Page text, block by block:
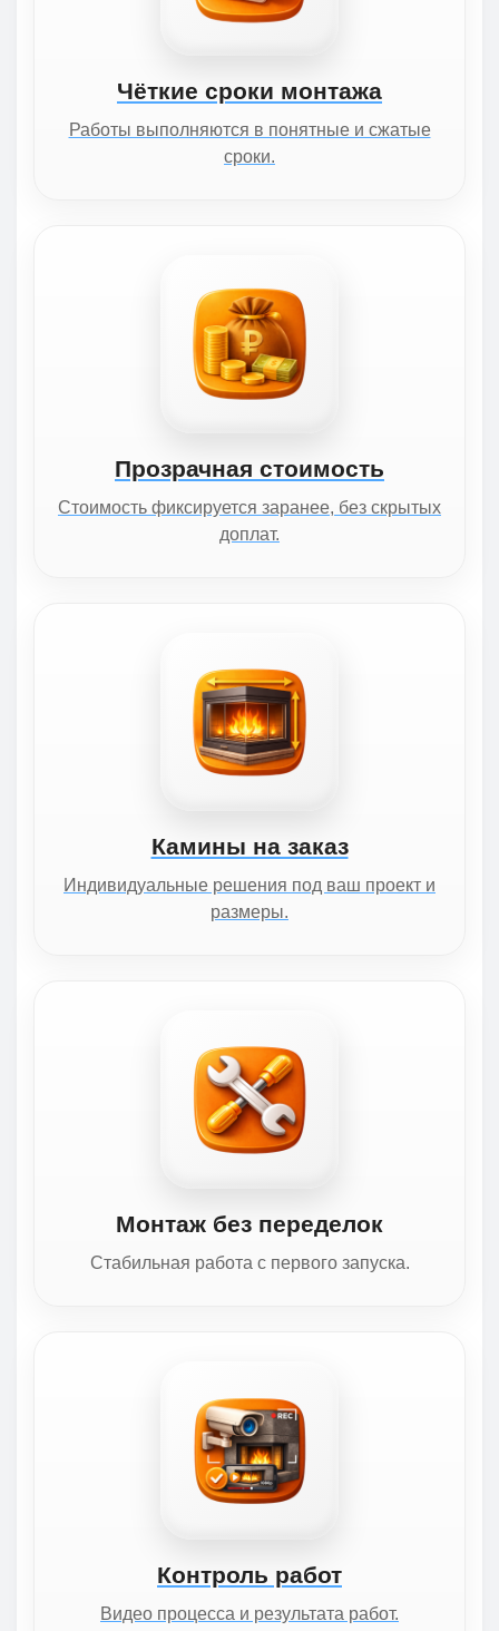
Чёткие сроки монтажа
Работы выполняются в понятные и сжатые
сроки.
Прозрачная стоимость
Стоимость фиксируется заранее, без скрытых
доплат.
Камины на заказ
Индивидуальные решения под ваш проект и
размеры.
Монтаж без переделок
Стабильная работа с первого запуска.
Контроль работ
Видео процесса и результата работ.